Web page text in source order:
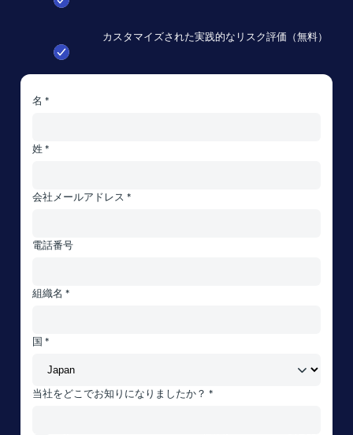
カスタマイズされた実践的なリスク評価（無料）
名 *
姓 *
会社メールアドレス *
電話番号
組織名 *
国 *
当社をどこでお知りになりましたか？ *